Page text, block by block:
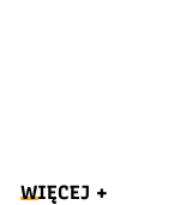
WIĘCEJ +